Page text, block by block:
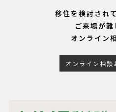
移住を検討され
ご来場が
オンライン
オンライン相談